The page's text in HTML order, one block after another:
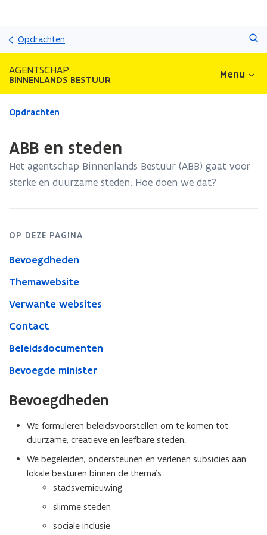
Opdrachten
AGENTSCHAP
BINNENLANDS BESTUUR Menu
Gedaan
bevindt
op:
Opdrachten
ABB en steden
Het agentschap Binnenlands Bestuur (ABB) gaat voor
sterke en duurzame steden. Hoe doen we dat?
OP DEZE PAGINA
Bevoegdheden
Themawebsite
Verwante websites
Contact
Beleidsdocumenten
Bevoegde minister
Bevoegdheden
We formuleren beleidsvoorstellen om te komen tot
duurzame, creatieve en leefbare steden.
We begeleiden, ondersteunen en verlenen subsidies aan
lokale besturen binnen de thema’s:
stadsvernieuwing
slimme steden
sociale inclusie